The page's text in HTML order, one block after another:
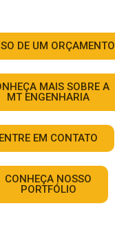
DE UM ORÇAMENTO
MAIS SOBRE A
MT ENGENHARIA
ENTRE EM CONTATO
CONHEÇA NOSSO
PORTFÓLIO